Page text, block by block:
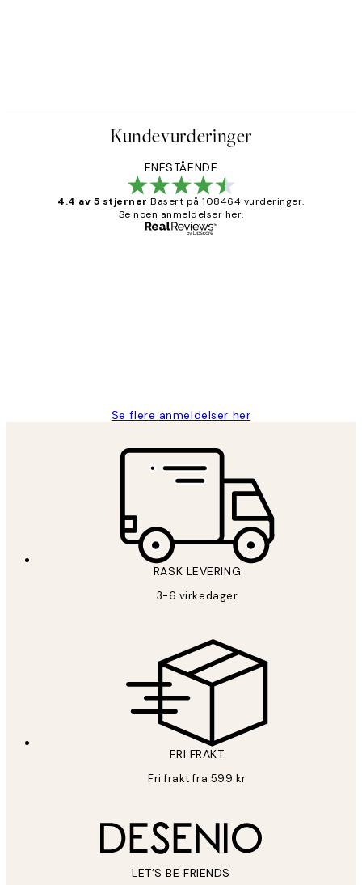
Kundevurderinger
ENESTÅENDE
4.4 av 5 stjerner Basert på 108464 vurderinger.
Se noen anmeldelser her.
Se flere anmeldelser her
RASK LEVERING
3-6 virkedager
FRI FRAKT
Fri frakt fra 599 kr
LET’S BE FRIENDS